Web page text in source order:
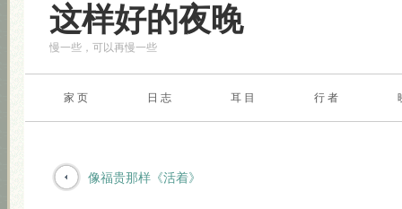
这样好的夜晚
慢一些，可以再慢一些
家 页 日 志 耳 目 行 者
像福贵那样《活着》